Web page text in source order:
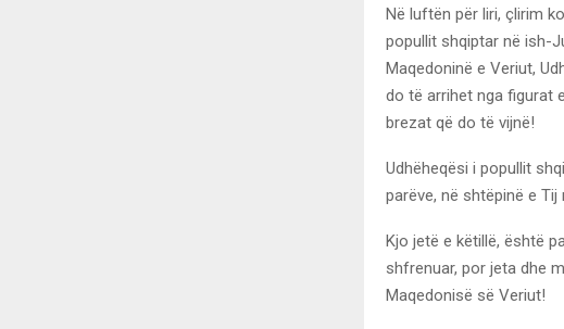
Në luftën për liri, çlirim
popullit shqiptar në ish-
Maqedoninë e Veriut,
do të arrihet nga figurat
brezat që do të vijnë!
Udhëheqësi i popullit
parëve, në shtëpinë e
Kjo jetë e këtillë, është
shfrenuar, por jeta dhe
Maqedonisë së Veriut!